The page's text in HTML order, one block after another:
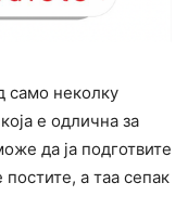
само неколку
е одлична за
да ја подготвите
а таа сепак